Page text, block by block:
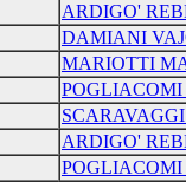
ARDIGO'
DAMIANI
MARIOTTI
ARDIGO'